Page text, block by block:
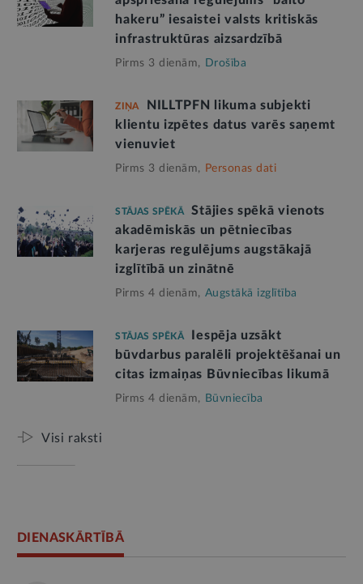
hakeru” iesaistei valsts kritiskās
infrastruktūras aizsardzībā
Pirms 3 dienām, Drošība
ZIŅA
NILLTPFN likuma subjekti
klientu izpētes datus varēs saņemt
vienuviet
Pirms 3 dienām, Personas dati
STĀJAS SPĒKĀ
Stājies spēkā vienots
akadēmiskās un pētniecības
karjeras regulējums augstākajā
izglītībā un zinātnē
Pirms 4 dienām, Augstākā izglītība
STĀJAS SPĒKĀ
Iespēja uzsākt
būvdarbus paralēli projektēšanai un
citas izmaiņas Būvniecības likumā
Pirms 4 dienām, Būvniecība
Visi raksti
DIENASKĀRTĪBĀ